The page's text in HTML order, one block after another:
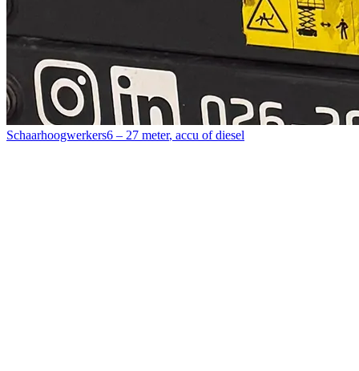
Schaarhoogwerkers6 – 27 meter, accu of diesel